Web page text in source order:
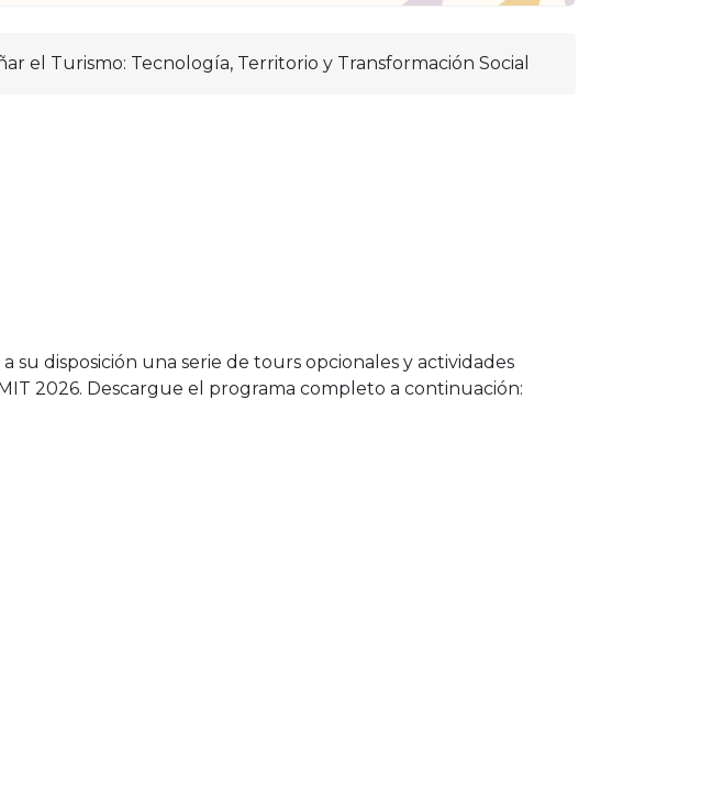
el Turismo: Tecnología, Territorio y Transformación Social
su disposición una serie de tours opcionales y actividades
2026. Descargue el programa completo a continuación: